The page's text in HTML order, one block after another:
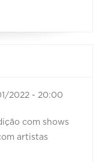
2022 - 20:00
com shows
artistas